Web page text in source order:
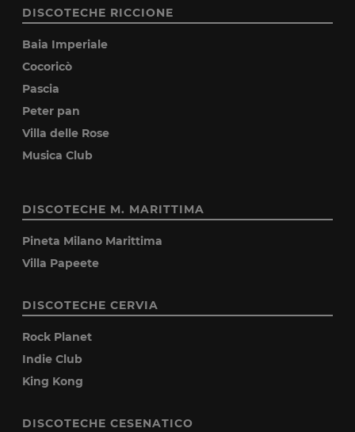
DISCOTECHE RICCIONE
Baia Imperiale
Cocoricò
Pascia
Peter pan
Villa delle Rose
Musica Club
DISCOTECHE M. MARITTIMA
Pineta Milano Marittima
Villa Papeete
DISCOTECHE CERVIA
Rock Planet
Indie Club
King Kong
DISCOTECHE CESENATICO